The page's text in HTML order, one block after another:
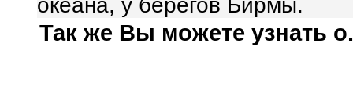
океана, у берегов Бирмы.
Так же Вы можете узнать